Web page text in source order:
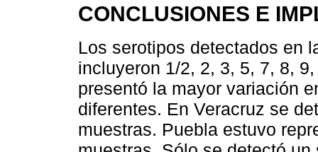
CONCLUSIONES E
Los serotipos detectados en
incluyeron 1/2, 2, 3, 5, 7, 8,
presentó la mayor variación
diferentes. En Veracruz se
muestras. Puebla estuvo